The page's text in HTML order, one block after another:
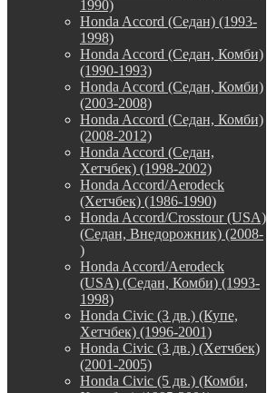
1990)
Honda Accord (Седан) (1993-
1998)
Honda Accord (Седан, Комби)
(1990-1993)
Honda Accord (Седан, Комби)
(2003-2008)
Honda Accord (Седан, Комби)
(2008-2012)
Honda Accord (Седан,
Хетчбек) (1998-2002)
Honda Accord/Aerodeck
(Хетчбек) (1986-1990)
Honda Accord/Crosstour (USA)
(Седан, Внедорожник) (2008-
)
Honda Accord/Аerodeck
(USA) (Седан, Комби) (1993-
1998)
Honda Civic (3 дв.) (Купе,
Хетчбек) (1996-2001)
Honda Civic (3 дв.) (Хетчбек)
(2001-2005)
Honda Civic (5 дв.) (Комби,